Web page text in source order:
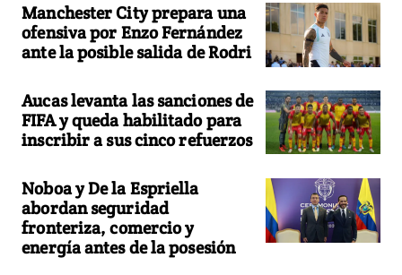
Manchester City prepara una
ofensiva por Enzo Fernández
ante la posible salida de Rodri
Aucas levanta las sanciones de
FIFA y queda habilitado para
inscribir a sus cinco refuerzos
Noboa y De la Espriella
abordan seguridad
fronteriza, comercio y
energía antes de la posesión